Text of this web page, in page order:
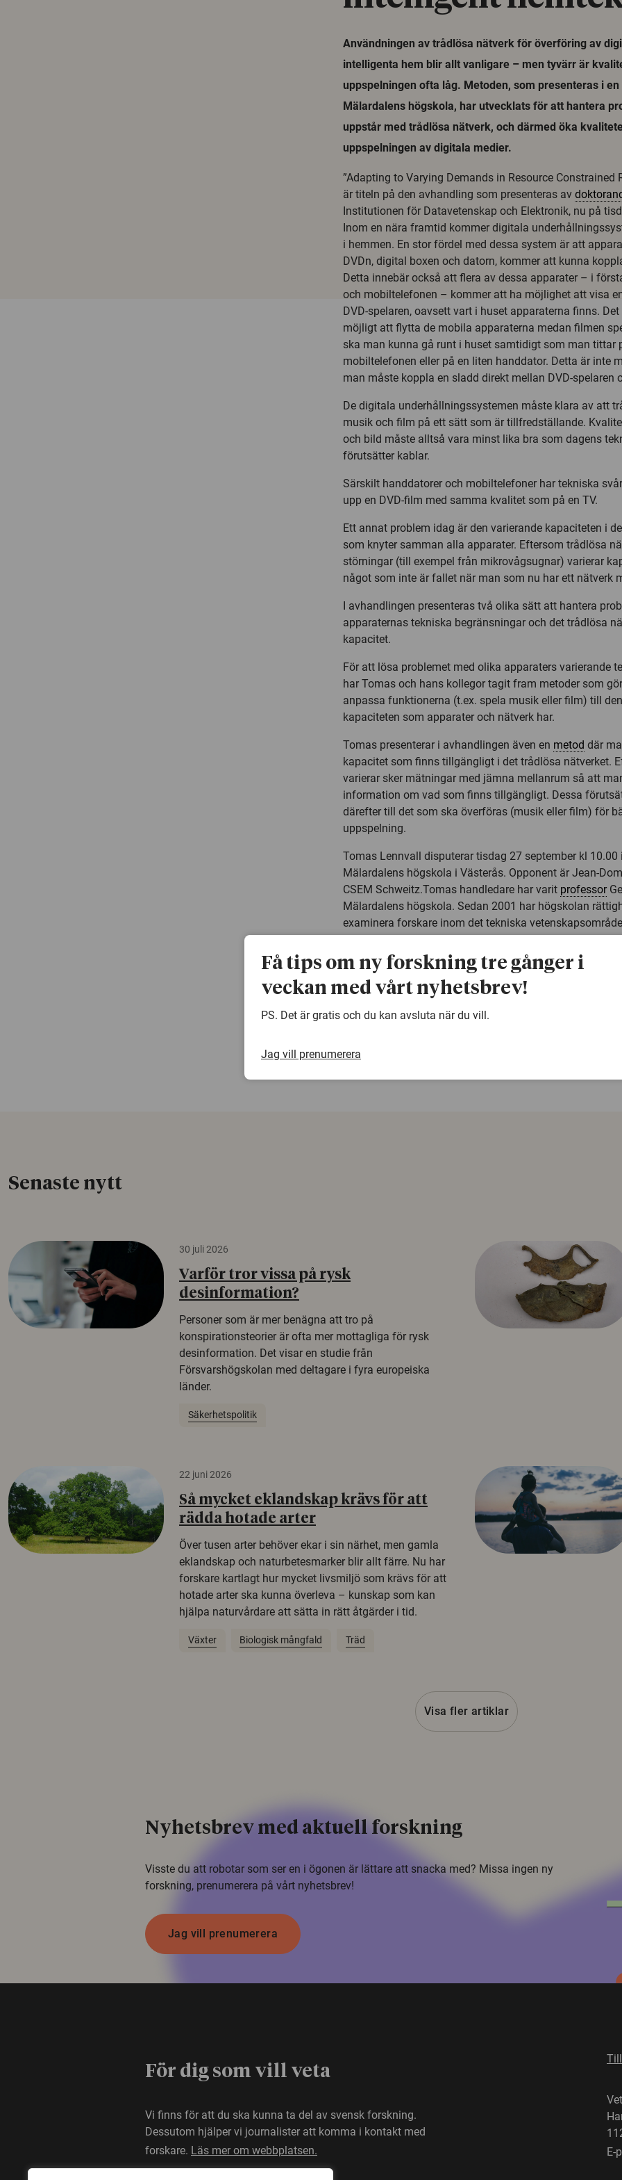
Användningen av trådlösa nätverk för överföring av
intelligenta hem blir allt vanligare – men tyvärr är
uppspelningen ofta låg. Metoden, som presenteras i en
Mälardalens högskola, har utvecklats för att hantera
uppstår med trådlösa nätverk, och därmed öka
uppspelningen av digitala medier.
”Adapting to Varying Demands in Resource Constrained
är titeln på den avhandling som presenteras av
Institutionen för Datavetenskap och Elektronik, nu på
Inom en nära framtid kommer digitala
i hemmen. En stor fördel med dessa system är att
DVDn, digital boxen och datorn, kommer att kunna
Detta innebär också att flera av dessa apparater – i
och mobiltelefonen – kommer att ha möjlighet att visa
DVD-spelaren, oavsett vart i huset apparaterna finns.
möjligt att flytta de mobila apparaterna medan filmen
ska man kunna gå runt i huset samtidigt som man tittar
mobiltelefonen eller på en liten handdator. Detta är inte
man måste koppla en sladd direkt mellan DVD-spelaren
De digitala underhållningssystemen måste klara av att
musik och film på ett sätt som är tillfredställande.
och bild måste alltså vara minst lika bra som dagens
förutsätter kablar.
Särskilt handdatorer och mobiltelefoner har tekniska
upp en DVD-film med samma kvalitet som på en TV.
Ett annat problem idag är den varierande kapaciteten i
som knyter samman alla apparater. Eftersom trådlösa
störningar (till exempel från mikrovågsugnar) varierar
något som inte är fallet när man som nu har ett nätverk
I avhandlingen presenteras två olika sätt att hantera
apparaternas tekniska begränsningar och det trådlösa
kapacitet.
För att lösa problemet med olika apparaters varierande
har Tomas och hans kollegor tagit fram metoder som
anpassa funktionerna (t.ex. spela musik eller film) till
kapaciteten som apparater och nätverk har.
Tomas presenterar i avhandlingen även en metod där
kapacitet som finns tillgängligt i det trådlösa nätverket.
varierar sker mätningar med jämna mellanrum så att
information om vad som finns tillgängligt. Dessa
därefter till det som ska överföras (musik eller film) för
uppspelning.
Tomas Lennvall disputerar tisdag 27 september kl 10.00
Mälardalens högskola i Västerås. Opponent är Jean-
CSEM Schweitz.Tomas handledare har varit professor
Mälardalens högskola. Sedan 2001 har högskolan
examinera forskare inom det tekniska
Tomas Lennvall nås på mailtomas.lennvall@mdh.se
warningDenna artikel är några år gammal och det kan
Senaste nytt
30 juli 2026
Varför tror vissa på rysk
desinformation?
Personer som är mer benägna att tro på
konspirationsteorier är ofta mer mottagliga för rysk
desinformation. Det visar en studie från
Försvarshögskolan med deltagare i fyra europeiska
länder.
Säkerhetspolitik
22 juni 2026
Så mycket eklandskap krävs för att
rädda hotade arter
Över tusen arter behöver ekar i sin närhet, men gamla
eklandskap och naturbetesmarker blir allt färre. Nu har
forskare kartlagt hur mycket livsmiljö som krävs för att
hotade arter ska kunna överleva – kunskap som kan
hjälpa naturvårdare att sätta in rätt åtgärder i tid.
Växter Biologisk mångfald Träd
Visa fler artiklar
Nyhetsbrev med aktuell forskning
Visste du att robotar som ser en i ögonen är lättare att snacka med? Missa ingen ny
forskning, prenumerera på vårt nyhetsbrev!
Jag vill prenumerera
För dig som vill veta
Vi finns för att du ska kunna ta del av svensk forskning.
Dessutom hjälper vi journalister att komma i kontakt med
forskare. Läs mer om webbplatsen.
E-
Få tips om ny forskning tre gånger i
veckan med vårt nyhetsbrev!
PS. Det är gratis och du kan avsluta när du vill.
Jag vill prenumerera